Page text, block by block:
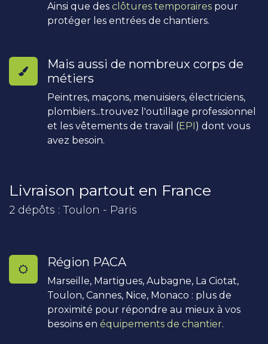
Ainsi que des clôtures temporaires pour
protéger les entrées de chantiers.
Mais aussi de nombreux corps de
métiers
Peintres, maçons, menuisiers, électriciens,
plombiers...trouvez l'outillage professionnel
et les vêtements de travail (EPI ) dont vous
avez besoin.
Livraison partout en France
2 dépôts : Toulon - Paris
Région PACA
Marseille, Martigues, Aubagne, La Ciotat,
Toulon, Cannes, Nice, Monaco : plus de
proximité pour répondre au mieux à vos
besoins en équipements de chantier.